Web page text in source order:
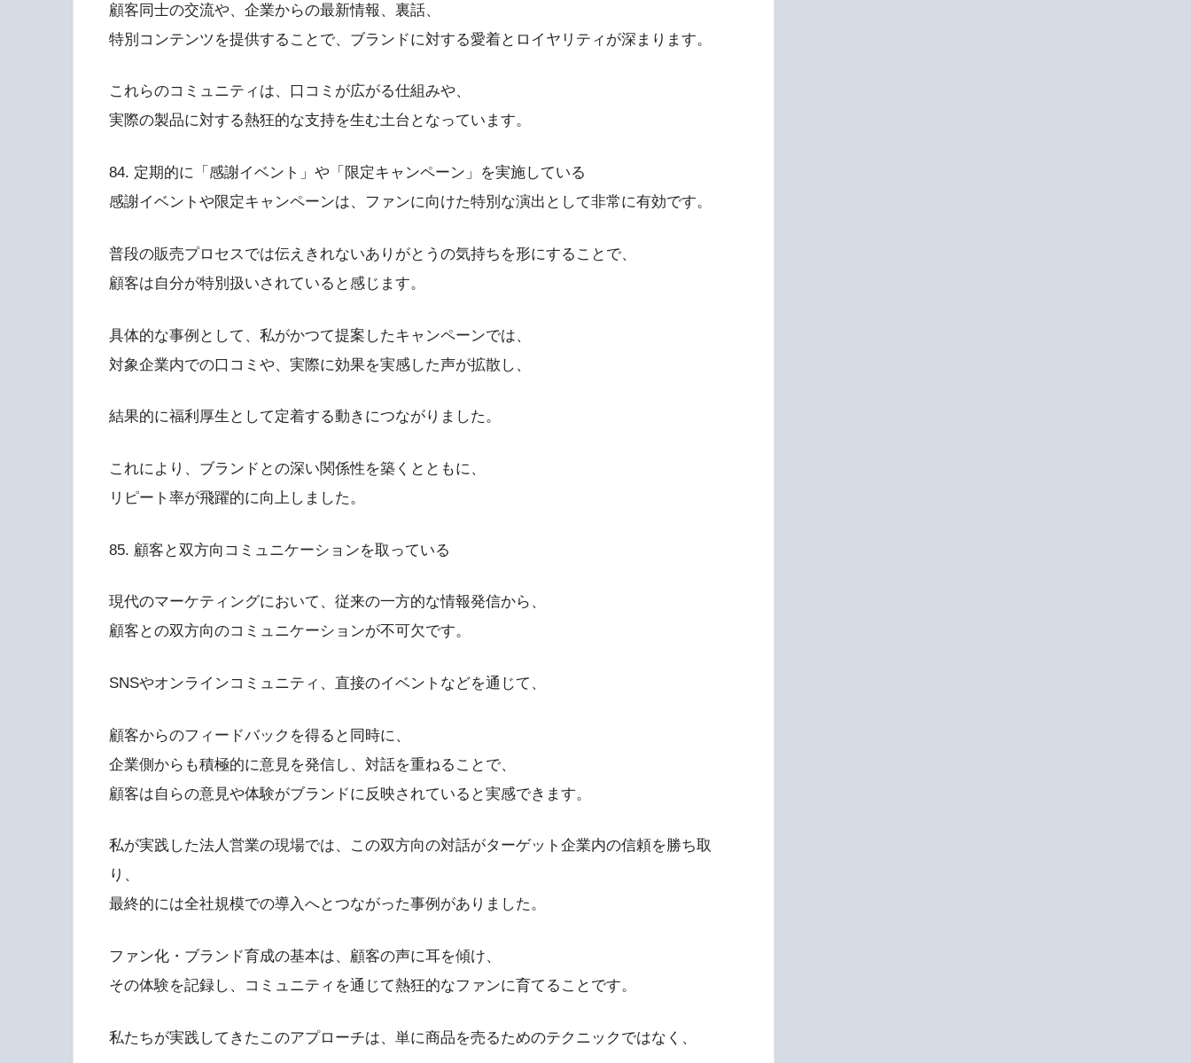
顧客同士の交流や、企業からの最新情報、裏話、
特別コンテンツを提供することで、ブランドに対する愛着とロイヤリティが深まります。
これらのコミュニティは、口コミが広がる仕組みや、
実際の製品に対する熱狂的な支持を生む土台となっています。
84. 定期的に「感謝イベント」や「限定キャンペーン」を実施している
感謝イベントや限定キャンペーンは、ファンに向けた特別な演出として非常に有効です。
普段の販売プロセスでは伝えきれないありがとうの気持ちを形にすることで、
顧客は自分が特別扱いされていると感じます。
具体的な事例として、私がかつて提案したキャンペーンでは、
対象企業内での口コミや、実際に効果を実感した声が拡散し、
結果的に福利厚生として定着する動きにつながりました。
これにより、ブランドとの深い関係性を築くとともに、
リピート率が飛躍的に向上しました。
85. 顧客と双方向コミュニケーションを取っている
現代のマーケティングにおいて、従来の一方的な情報発信から、
顧客との双方向のコミュニケーションが不可欠です。
SNSやオンラインコミュニティ、直接のイベントなどを通じて、
顧客からのフィードバックを得ると同時に、
企業側からも積極的に意見を発信し、対話を重ねることで、
顧客は自らの意見や体験がブランドに反映されていると実感できます。
私が実践した法人営業の現場では、この双方向の対話がターゲット企業内の信頼を勝ち取
り、
最終的には全社規模での導入へとつながった事例がありました。
ファン化・ブランド育成の基本は、顧客の声に耳を傾け、
その体験を記録し、コミュニティを通じて熱狂的なファンに育てることです。
私たちが実践してきたこのアプローチは、単に商品を売るためのテクニックではなく、